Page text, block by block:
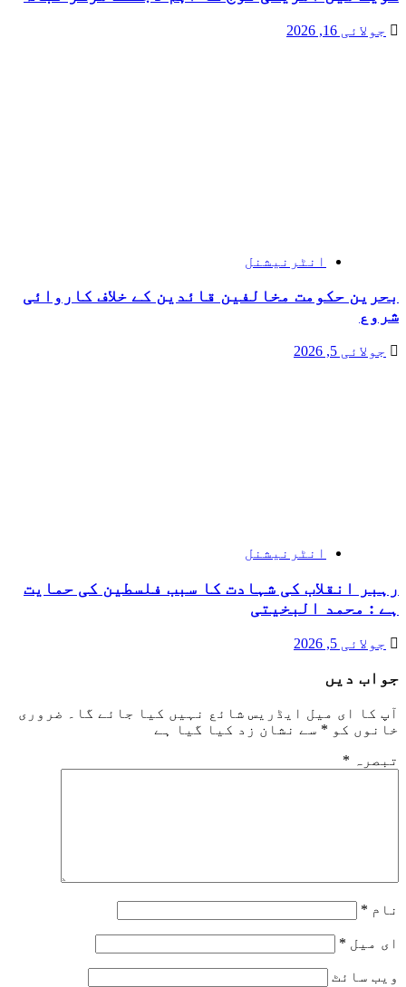
جولائی 16, 2026
انٹرنیشنل
بحرین حکومت مخالفین قائدین کے خلاف کاروائی
شروع
جولائی 5, 2026
انٹرنیشنل
رہبر انقلاب کی شہادت کا سبب فلسطین کی حمایت
ہے : محمد البخیتی
جولائی 5, 2026
جواب دیں
آپ کا ای میل ایڈریس شائع نہیں کیا جائے گا۔
ضروری
خانوں کو * سے نشان زد کیا گیا ہے
تبصرہ *
نام *
ای میل *
ویب‌ سائٹ